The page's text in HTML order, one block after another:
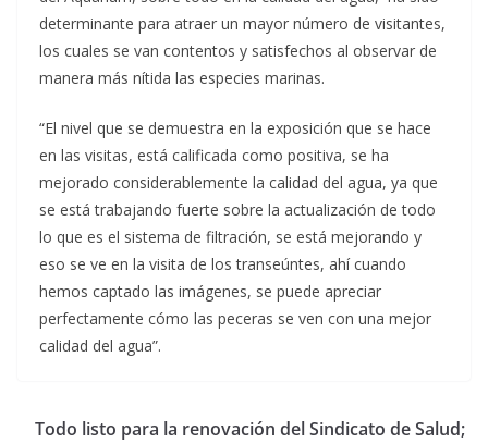
determinante para atraer un mayor número de visitantes,
los cuales se van contentos y satisfechos al observar de
manera más nítida las especies marinas.
“El nivel que se demuestra en la exposición que se hace
en las visitas, está calificada como positiva, se ha
mejorado considerablemente la calidad del agua, ya que
se está trabajando fuerte sobre la actualización de todo
lo que es el sistema de filtración, se está mejorando y
eso se ve en la visita de los transeúntes, ahí cuando
hemos captado las imágenes, se puede apreciar
perfectamente cómo las peceras se ven con una mejor
calidad del agua”.
Todo listo para la renovación del Sindicato de Salud;